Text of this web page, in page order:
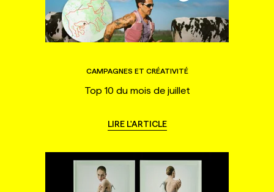
CAMPAGNES ET CRÉATIVITÉ
Top 10 du mois de juillet
LIRE L'ARTICLE